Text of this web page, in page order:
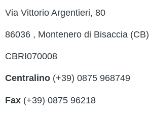
Via Vittorio Argentieri, 80
86036 , Montenero di Bisaccia (CB)
CBRI070008
Centralino (+39) 0875 968749
Fax (+39) 0875 96218